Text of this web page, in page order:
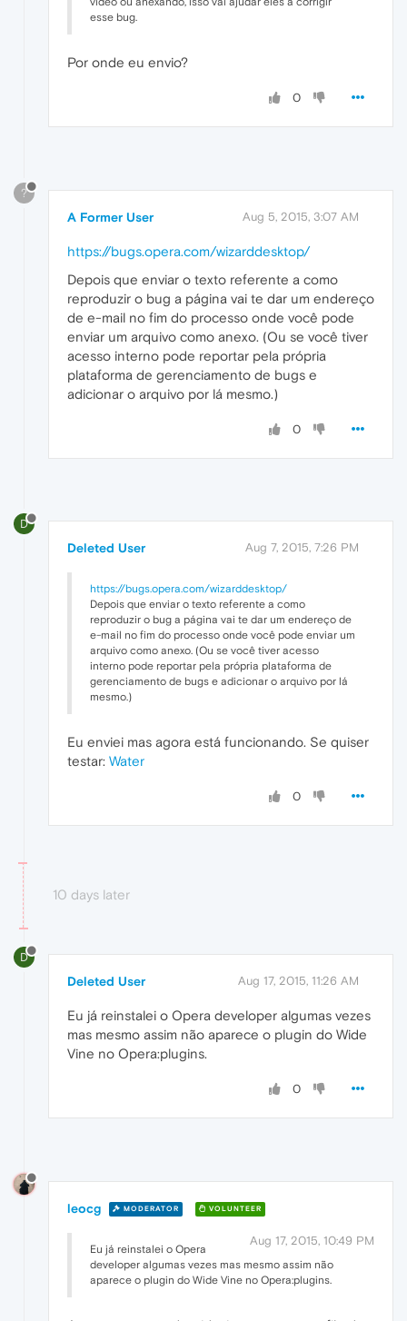
esse bug.
Por onde eu envio?
0
?
A Former User Aug 5, 2015, 3:07 AM
https://bugs.opera.com/wizarddesktop/
Depois que enviar o texto referente a como
reproduzir o bug a página vai te dar um endereço
de e-mail no fim do processo onde você pode
enviar um arquivo como anexo. (Ou se você tiver
acesso interno pode reportar pela própria
plataforma de gerenciamento de bugs e
adicionar o arquivo por lá mesmo.)
0
D
Deleted User Aug 7, 2015, 7:26 PM
https://bugs.opera.com/wizarddesktop/
Depois que enviar o texto referente a como
reproduzir o bug a página vai te dar um endereço de
e-mail no fim do processo onde você pode enviar um
arquivo como anexo. (Ou se você tiver acesso
interno pode reportar pela própria plataforma de
gerenciamento de bugs e adicionar o arquivo por lá
mesmo.)
Eu enviei mas agora está funcionando. Se quiser
testar: Water
0
10 days later
D
Deleted User Aug 17, 2015, 11:26 AM
Eu já reinstalei o Opera developer algumas vezes
mas mesmo assim não aparece o plugin do Wide
Vine no Opera:plugins.
0
leocg MODERATOR VOLUNTEER
Aug 17, 2015, 10:49 PM
Eu já reinstalei o Opera
developer algumas vezes mas mesmo assim não
aparece o plugin do Wide Vine no Opera:plugins.